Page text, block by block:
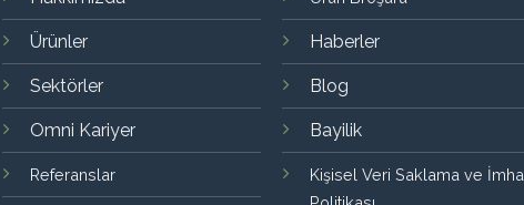
Ürünler
Sektörler
Omni Kariyer
Referanslar
Haberler
Blog
Bayilik
Kişisel Veri Saklama ve İmha